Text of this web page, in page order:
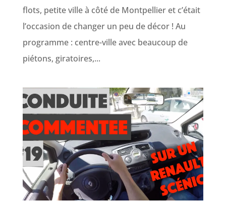
flots, petite ville à côté de Montpellier et c’était
l’occasion de changer un peu de décor ! Au
programme : centre-ville avec beaucoup de
piétons, giratoires,...